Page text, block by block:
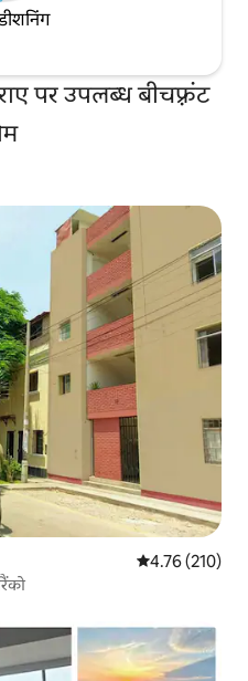
पर उपलब्ध बीचफ़्रंट
औसत रेटिंग 5 में से
4.76 (210)